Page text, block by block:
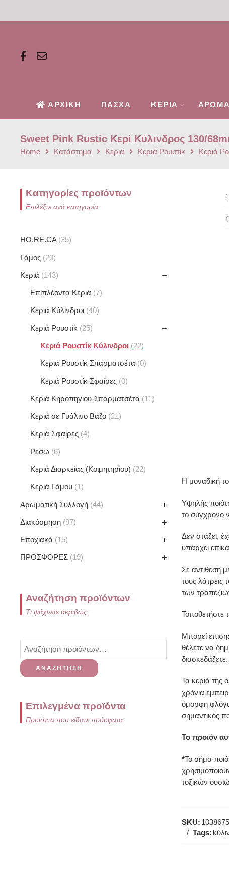
ΑΡΧΙΚΗ ΠΑΣΧΑ ΚΕΡΙΑ
Sweet Pink Rustic Κερί Kύλινδρος 130/
Home Κατάστημα Κεριά Κεριά Ρουστίκ Κεριά
Η μοναδική
Υψηλής
το σύγχρονο
Δεν στάζει,
υπάρχει
Σε αντίθεση
τους λάτρεις
των
Τοποθετήστε
Μπορεί
θέλετε να
διασκεδάζετε.
Τα κεριά της
χρόνια
όμορφη
σημαντικός
Το προιόν
*Το σήμα
τοξικών
SKU:
Tags:
Κατηγορίες προϊόντων
Επιλέξτε ανά κατηγορία
HO.RE.CA 35
Γάμος 20
Κεριά 143
Επιπλέοντα Κεριά 7
Κεριά Κύλινδροι 40
Κεριά Ρουστίκ 25
Κεριά Ρουστίκ Κύλινδροι 22
Κεριά Ρουστίκ Σπαρματσέτα 0
Κεριά Ρουστίκ Σφαίρες 0
Κεριά Κηροπηγίου-Σπαρματσέτα 11
Κεριά σε Γυάλινο Βάζο 21
Κεριά Σφαίρες 4
Ρεσώ 6
Κεριά Διαρκείας (Κοιμητηρίου) 22
Κεριά Γάμου 1
Αρωματική Συλλογή 44
Διακόσμηση 97
Εποχιακά 15
ΠΡΟΣΦΟΡΕΣ 19
Αναζήτηση προϊόντων
Τι ψάχνετε ακριβώς;
ΑΝΑΖΉΤΗΣΗ
Επιλεγμένα προϊόντα
Προϊόντα που είδατε πρόσφατα